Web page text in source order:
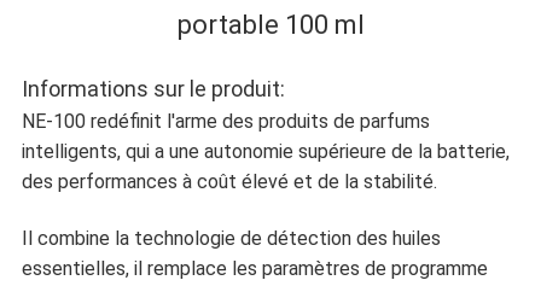
POLITIQUE
DE
CONFIDENTIALITÉ
portable 100 ml
Informations sur le produit:
NE-100 redéfinit l'arme des produits de parfums
intelligents, qui a une autonomie supérieure de la batterie,
des performances à coût élevé et de la stabilité.
Il combine la technologie de détection des huiles
essentielles, il remplace les paramètres de programme